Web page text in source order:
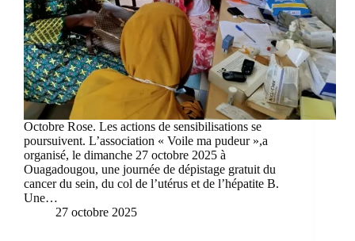
Octobre Rose. Les actions de sensibilisations se
poursuivent. L’association « Voile ma pudeur »,a
organisé, le dimanche 27 octobre 2025 à
Ouagadougou, une journée de dépistage gratuit du
cancer du sein, du col de l’utérus et de l’hépatite B.
Une…
27 octobre 2025